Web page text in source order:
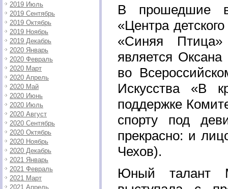
2019 Июль
2019 Сентябрь
2019 Октябрь
2019 Ноябрь
2019 Декабрь
2020 Январь
2020 Февраль
2020 Март
2020 Апрель
2020 Май
2020 Июнь
2020 Июль
2020 Август
2020 Сентябрь
2020 Октябрь
2020 Ноябрь
2020 Декабрь
2021 Январь
2021 Февраль
2021 Март
2021 Апрель
В прошедшие
«Центра
«Синяя Птица»
является
во
Искусства «В
поддержке
спорту под
прекрасно: и
Чехов).
Юный талант